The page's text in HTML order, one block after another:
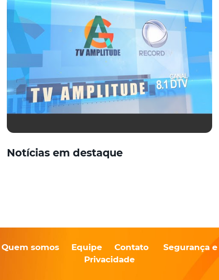
Notícias em destaque
Quem somos Equipe Contato
Segurança e
Privacidade